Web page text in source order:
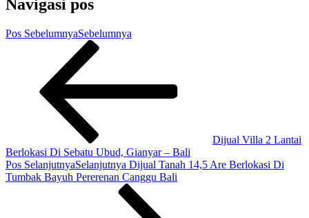
Navigasi pos
Pos SebelumnyaSebelumnya
Dijual Villa 2 Lantai
Berlokasi Di Sebatu Ubud, Gianyar – Bali
Pos SelanjutnyaSelanjutnya Dijual Tanah 14,5 Are Berlokasi Di
Tumbak Bayuh Pererenan Canggu Bali